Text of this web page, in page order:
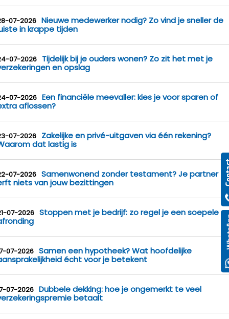
07-2026 Nieuwe medewerker nodig? Zo vind je sneller de
in krappe tijden
07-2026 Tijdelijk bij je ouders wonen? Zo zit het met je
en opslag
07-2026 Een financiële meevaller: kies je voor sparen of
aflossen?
07-2026 Zakelijke en privé-uitgaven via één rekening?
dat lastig is
07-2026 Samenwonend zonder testament? Je partner
niets van jouw bezittingen
07-2026 Stoppen met je bedrijf: zo regel je een soepele
07-2026 Samen een hypotheek? Wat hoofdelijke
écht voor je betekent
07-2026 Dubbele dekking: hoe je ongemerkt te veel
betaalt